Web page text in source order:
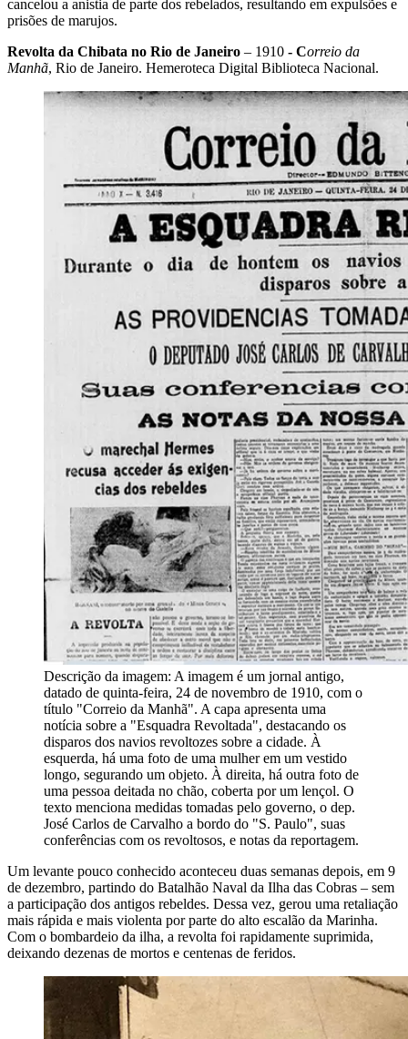
cancelou a anistia de parte dos rebelados, resultando em expulsões e
prisões de marujos.
Revolta da Chibata no Rio de Janeiro – 1910 - Correio da
Manhã, Rio de Janeiro. Hemeroteca Digital Biblioteca Nacional.
Descrição da imagem: A imagem é um jornal antigo,
datado de quinta-feira, 24 de novembro de 1910, com o
título "Correio da Manhã". A capa apresenta uma
notícia sobre a "Esquadra Revoltada", destacando os
disparos dos navios revoltozes sobre a cidade. À
esquerda, há uma foto de uma mulher em um vestido
longo, segurando um objeto. À direita, há outra foto de
uma pessoa deitada no chão, coberta por um lençol. O
texto menciona medidas tomadas pelo governo, o dep.
José Carlos de Carvalho a bordo do "S. Paulo", suas
conferências com os revoltosos, e notas da reportagem.
Um levante pouco conhecido aconteceu duas semanas depois, em 9
de dezembro, partindo do Batalhão Naval da Ilha das Cobras – sem
a participação dos antigos rebeldes. Dessa vez, gerou uma retaliação
mais rápida e mais violenta por parte do alto escalão da Marinha.
Com o bombardeio da ilha, a revolta foi rapidamente suprimida,
deixando dezenas de mortos e centenas de feridos.